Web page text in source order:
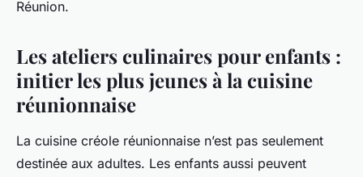
Réunion.
Les ateliers culinaires pour enfants :
initier les plus jeunes à la cuisine
réunionnaise
La cuisine créole réunionnaise n’est pas seulement
destinée aux adultes. Les enfants aussi peuvent